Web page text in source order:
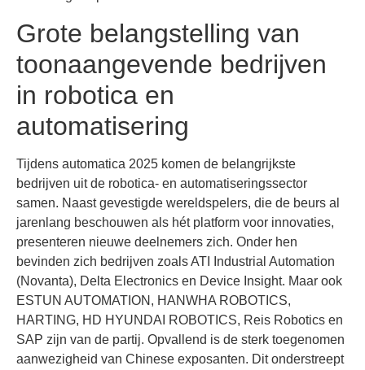
Grote belangstelling van
toonaangevende bedrijven
in robotica en
automatisering
Tijdens automatica 2025 komen de belangrijkste
bedrijven uit de robotica- en automatiseringssector
samen. Naast gevestigde wereldspelers, die de beurs al
jarenlang beschouwen als hét platform voor innovaties,
presenteren nieuwe deelnemers zich. Onder hen
bevinden zich bedrijven zoals ATI Industrial Automation
(Novanta), Delta Electronics en Device Insight. Maar ook
ESTUN AUTOMATION, HANWHA ROBOTICS,
HARTING, HD HYUNDAI ROBOTICS, Reis Robotics en
SAP zijn van de partij. Opvallend is de sterk toegenomen
aanwezigheid van Chinese exposanten. Dit onderstreept